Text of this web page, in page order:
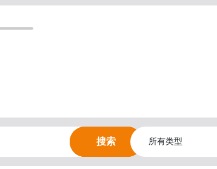
搜索
搜索 所有类型